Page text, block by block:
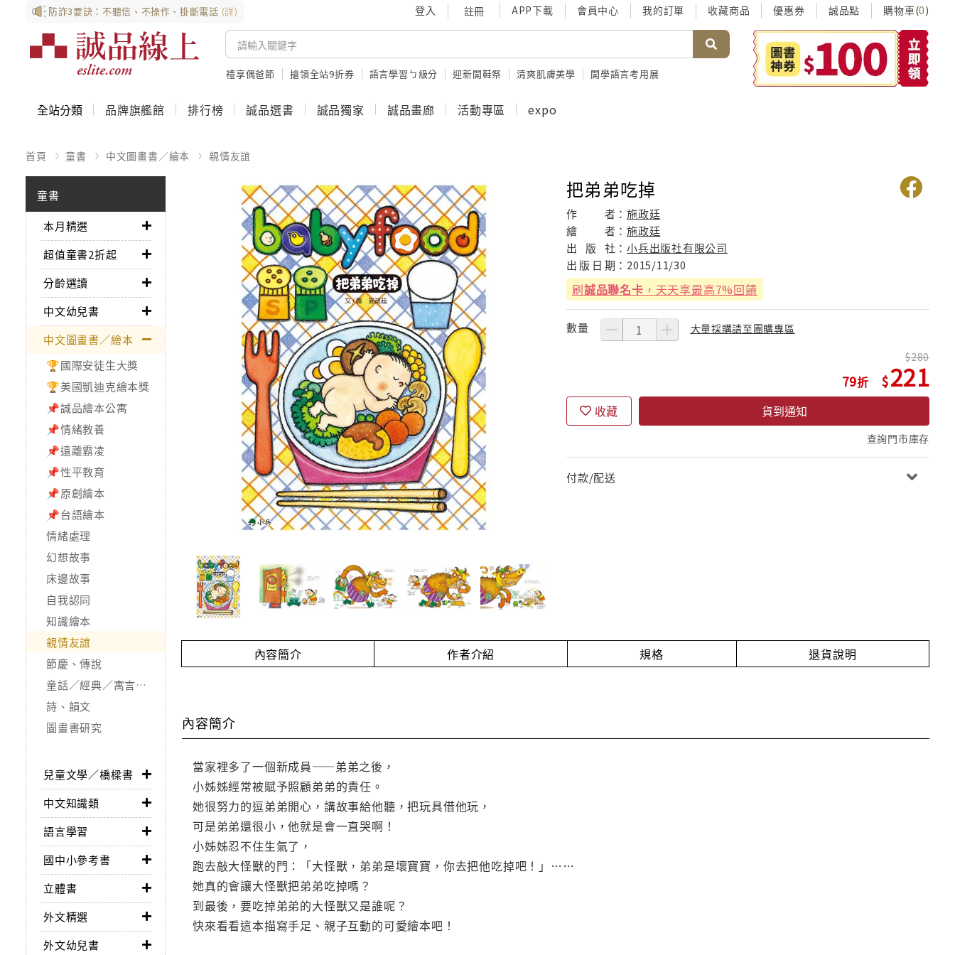
防詐3要訣：不聽信、不操作、掛斷電話 (詳) 登入 註冊 APP下載 會員中心 我的訂單 收藏商品 優惠券 誠品點 購物車(0)
禮享偶爸節 搶領全站9折券 語言學習ㄅ級分 迎新開鞋祭 清爽肌膚美學 開學語言考用展
全站分類 品牌旗艦館 排行榜 誠品選書 誠品獨家 誠品畫廊 活動專區 expo
首頁 童書 中文圖畫書／繪本 親情友誼
童書
本月精選
超值童書2折起
分齡選讀
中文幼兒書
中文圖畫書／繪本
🏆國際安徒生大獎
🏆美國凱迪克繪本獎
📌誠品繪本公寓
📌情緒教養
📌遠離霸凌
📌性平教育
📌原創繪本
📌台語繪本
情緒處理
幻想故事
床邊故事
自我認同
知識繪本
親情友誼
節慶、傳說
童話／經典／寓言故事
詩、韻文
圖畫書研究
兒童文學／橋樑書
中文知識類
語言學習
國中小參考書
立體書
外文精選
外文幼兒書
把弟弟吃掉
作 者：施政廷
繪
者：施政廷
出
版 社：小兵出版社有限公司
出 版 日 期： 2015/11/30
刷誠品聯名卡 ，天天享最高7%回饋
數量 大量採購請至團購專區
79
280
221
收藏 貨到通知
查詢門市庫存
付款/配送
內容簡介 作者介紹 規格 退貨說明
內容簡介
當家裡多了一個新成員——弟弟之後，
小姊姊經常被賦予照顧弟弟的責任。
她很努力的逗弟弟開心，講故事給他聽，把玩具借他玩，
可是弟弟還很小，他就是會一直哭啊！
小姊姊忍不住生氣了，
跑去敲大怪獸的門：「大怪獸，弟弟是壞寶寶，你去把他吃掉吧！」……
她真的會讓大怪獸把弟弟吃掉嗎？
到最後，要吃掉弟弟的大怪獸又是誰呢？
快來看看這本描寫手足、親子互動的可愛繪本吧！